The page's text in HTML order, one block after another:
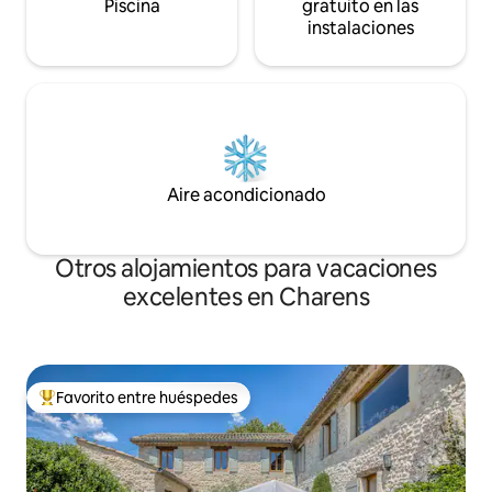
Piscina
gratuito en las
instalaciones
Aire acondicionado
Otros alojamientos para vacaciones
excelentes en Charens
Favorito entre huéspedes preferido
Favorito entre huéspedes